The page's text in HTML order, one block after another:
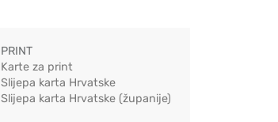
PRINT
Karte za print
Slijepa karta Hrvatske
Slijepa karta Hrvatske (županije)